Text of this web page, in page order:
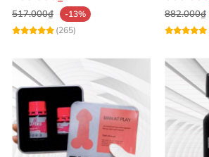
517.000₫
-13%
(265)
882.000₫